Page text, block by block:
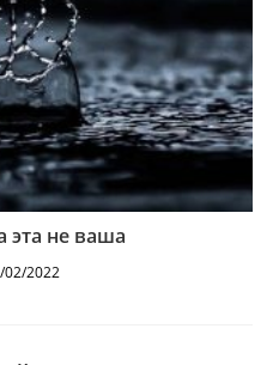
эта не ваша
02/2022